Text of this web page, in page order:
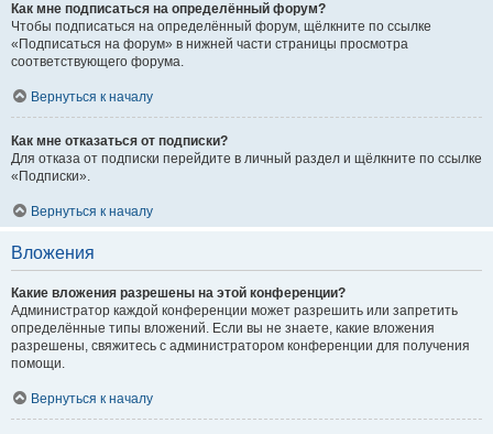
Как мне подписаться на определённый форум?
Чтобы подписаться на определённый форум, щёлкните по ссылке
«Подписаться на форум» в нижней части страницы просмотра
соответствующего форума.
Вернуться к началу
Как мне отказаться от подписки?
Для отказа от подписки перейдите в личный раздел и щёлкните по ссылке
«Подписки».
Вернуться к началу
Вложения
Какие вложения разрешены на этой конференции?
Администратор каждой конференции может разрешить или запретить
определённые типы вложений. Если вы не знаете, какие вложения
разрешены, свяжитесь с администратором конференции для получения
помощи.
Вернуться к началу